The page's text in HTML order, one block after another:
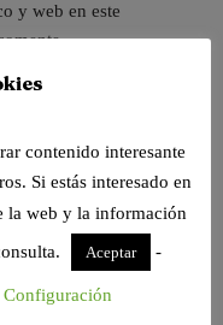
y web en este
siguientes
nueva entrada.
contenido interesante
Si estás interesado en
la web y la información
Aceptar -
Configuración